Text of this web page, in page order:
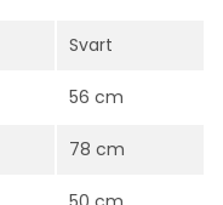
Svart
56 cm
78 cm